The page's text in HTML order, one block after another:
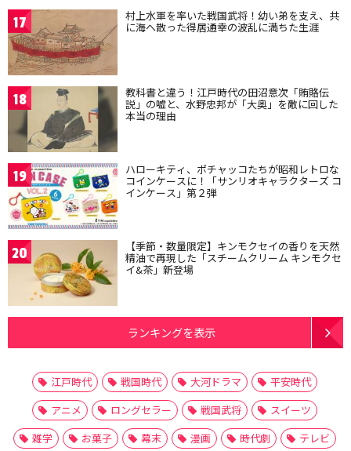
17 村上水軍を率いた戦国武将！幼い弟を支え、共
に海へ散った得居通幸の波乱に満ちた生涯
18 教科書と違う！江戸時代の田沼意次「賄賂伝
説」の嘘と、水野忠邦が「大奥」を敵に回した
本当の理由
19 ハローキティ、ポチャッコたちが昭和レトロな
コインケースに！「サンリオキャラクターズ コ
インケース」第２弾
20 【季節・数量限定】キンモクセイの香りを天然
精油で再現した「スチームクリーム キンモクセ
イ&茶」新登場
ランキングを表示
江戸時代 戦国時代 大河ドラマ
平安時代
アニメ
ロングセラー 戦国武将
スイーツ
雑学
お菓子 幕末 漫画 時代劇
テレビ